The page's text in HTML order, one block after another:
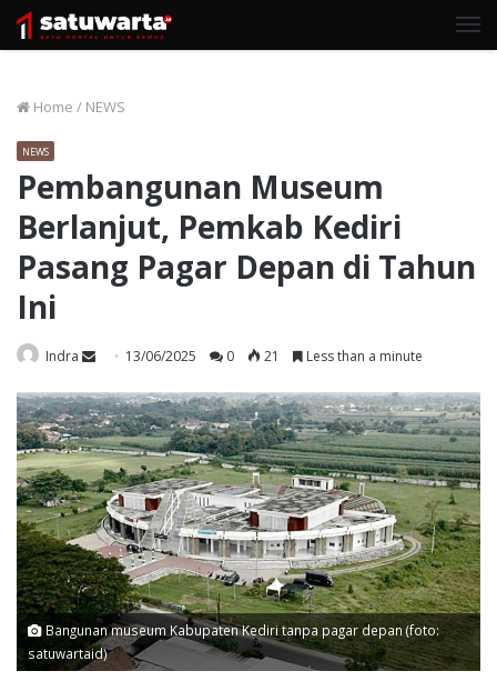
Home / NEWS
NEWS
Pembangunan Museum
Berlanjut, Pemkab Kediri
Pasang Pagar Depan di Tahun
Ini
Indra
Send
email
13/06/2025 0 21 Less than a minute
Bangunan museum Kabupaten Kediri tanpa pagar depan (foto:
satuwartaid)